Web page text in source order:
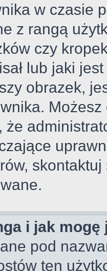
w czasie
z rangą
czy
lub jaki
obrazek,
i jak mogę
pod
ten